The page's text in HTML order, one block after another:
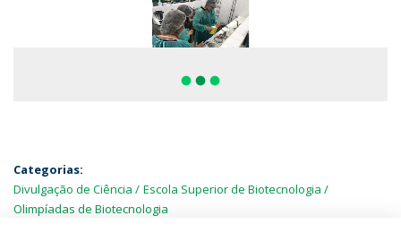
fiber_manual_record fiber_manual_record fiber_manual_record
Categorias:
Divulgação de Ciência
Escola Superior de Biotecnologia
Olimpíadas de Biotecnologia